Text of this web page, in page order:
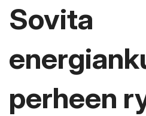
Sovita
perheen